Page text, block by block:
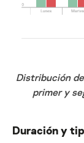
Distribución
primer y
Duración y